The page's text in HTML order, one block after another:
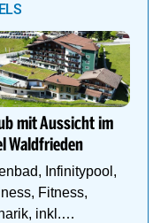
mit Aussicht im
Waldfrieden
Infinitypool,
Fitness,
inkl.